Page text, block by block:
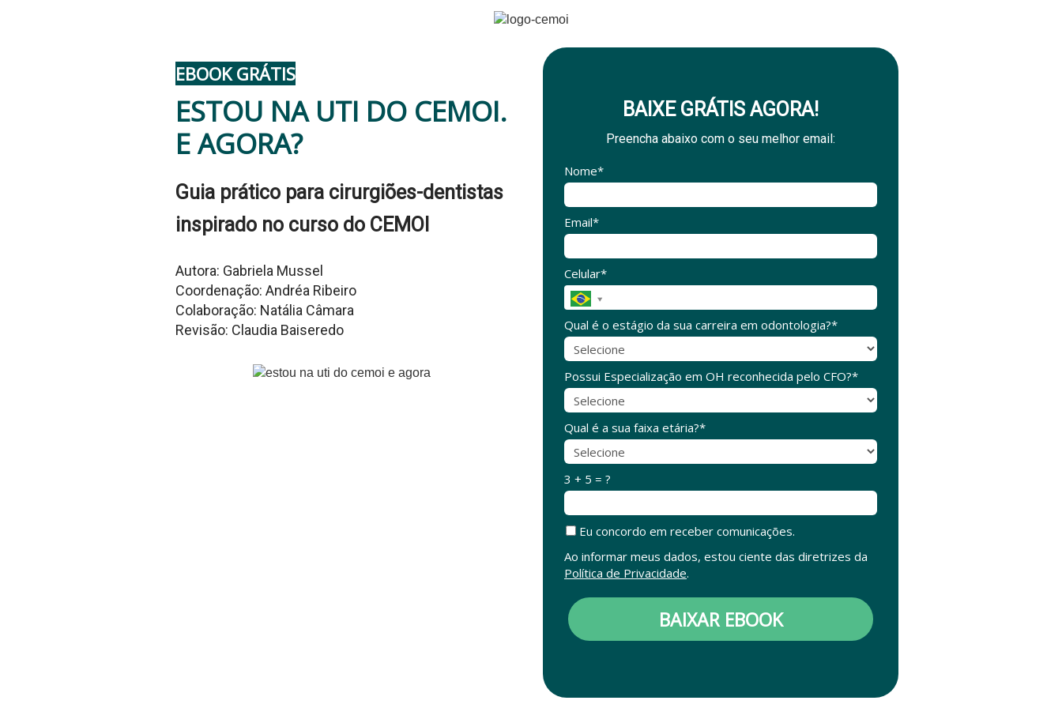
EBOOK GRÁTIS
ESTOU NA UTI DO CEMOI.
E AGORA?
Guia prático para cirurgiões-dentistas
inspirado no curso do CEMOI
Autora: Gabriela Mussel
Coordenação: Andréa Ribeiro
Colaboração: Natália Câmara
Revisão: Claudia Baiseredo
BAIXE GRÁTIS AGORA!
Preencha abaixo com o seu melhor email:
Nome*
Email*
Celular*
Qual é o estágio da sua carreira em odontologia?*
Possui Especialização em OH reconhecida pelo CFO?*
Qual é a sua faixa etária?*
3 + 5 = ?
Eu concordo em receber comunicações.
Ao informar meus dados, estou ciente das diretrizes da
Política de Privacidade.
BAIXAR EBOOK